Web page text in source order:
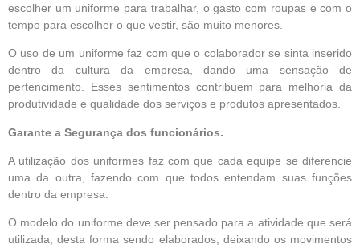
escolher um uniforme para trabalhar, o gasto com roupas e com o
tempo para escolher o que vestir, são muito menores.
O uso de um uniforme faz com que o colaborador se sinta inserido
dentro da cultura da empresa, dando uma sensação de
pertencimento. Esses sentimentos contribuem para melhoria da
produtividade e qualidade dos serviços e produtos apresentados.
Garante a Segurança dos funcionários.
A utilização dos uniformes faz com que cada equipe se diferencie
uma da outra, fazendo com que todos entendam suas funções
dentro da empresa.
O modelo do uniforme deve ser pensado para a atividade que será
utilizada, desta forma sendo elaborados, deixando os movimentos